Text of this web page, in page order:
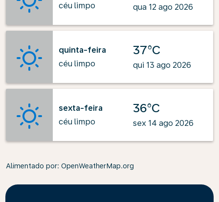
céu limpo
qua 12 ago 2026
quinta-feira
céu limpo
37°C
qui 13 ago 2026
sexta-feira
céu limpo
36°C
sex 14 ago 2026
Alimentado por: OpenWeatherMap.org